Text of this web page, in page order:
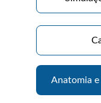
Anatomia e